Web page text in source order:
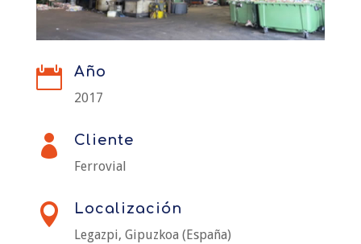
 Año
2017
 Cliente
Ferrovial
 Localización
Legazpi, Gipuzkoa (España)